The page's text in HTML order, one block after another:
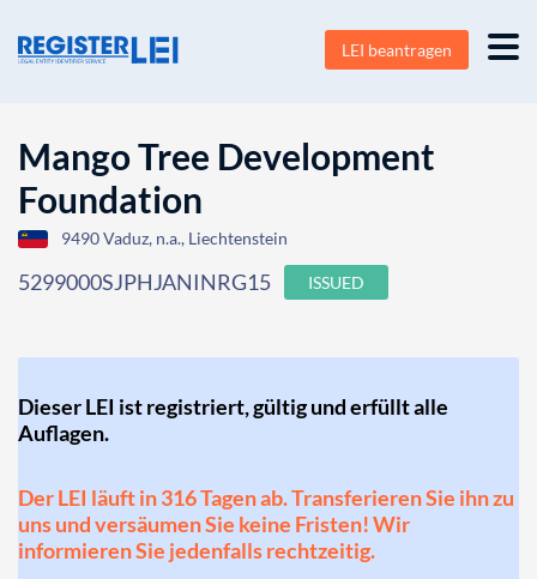
LEI beantragen
Mango Tree Development
Foundation
9490 Vaduz, n.a., Liechtenstein
5299000SJPHJANINRG15 ISSUED
Dieser LEI ist registriert, gültig und erfüllt alle
Auflagen.
Der LEI läuft in 316 Tagen ab. Transferieren Sie ihn zu
uns und versäumen Sie keine Fristen! Wir
informieren Sie jedenfalls rechtzeitig.